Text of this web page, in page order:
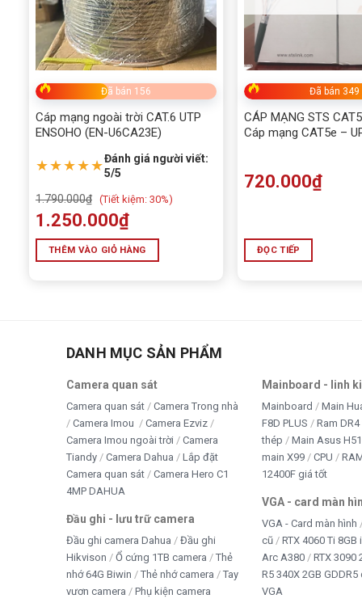
Đã bán 156
Cáp mạng ngoài trời CAT.6 UTP
ENSOHO (EN-U6CA23E)
★★★★★Đánh giá người viết:
5/5
1.790.000₫ (Tiết kiệm: 30%)
1.250.000₫
THÊM VÀO GIỎ HÀNG
Đã bán 349
CÁP MẠNG STS
Cáp mạng CAT5e –
720.000₫
ĐỌC TIẾP
DANH MỤC SẢN PHẨM
Camera quan sát
Camera quan sát
Camera Trong nhà
Camera Imou
Camera Ezviz
Camera Imou ngoài trời
Camera
Tiandy
Camera Dahua
Lắp đặt
Camera quan sát
Camera Hero C1
4MP DAHUA
Đầu ghi - lưu trữ camera
Đầu ghi camera Dahua
Đầu ghi
Hikvison
Ổ cứng 1TB camera
Thẻ
nhớ 64G Biwin
Thẻ nhớ camera
Tay
vươn camera
Phụ kiện camera
Mainboard - linh
Mainboard
Main
F8D PLUS
Ram
thép
Main Asus
main X99
CPU
12400F giá tốt
VGA - card màn
VGA - Card màn hình
cũ
RTX 4060 Ti 8GB
Arc A380
RTX 3090
R5 340X 2GB GDDR5
VGA